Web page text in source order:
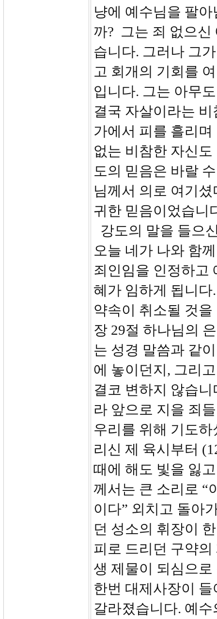
냥에 예수님을 팔
까? 그는 죄 없으신
습니다. 그러나 그
고 회개의 기회를
입니다. 그는 아무
결국 자살이라는
가에서 피를 흘리
없는 비참한 자신
도의 믿음은 바랄
님께서 의로 여기
귀한 믿음이었습니
강도의 말을 들으
오늘 네가 나와 함
죄인임을 인정하고
혜가 임하게 됩니
약속이 취소될 것
장 29절 하나님의
는 성경 말씀과 같
에 놓이던지, 그리
결코 변하지 않습
라 앞으로 지을 죄
우리를 위해 기도
리신 제 육시부터
때에 해도 빛을 잃
께서는 큰 소리로 “
이다” 외치고 돌아
던 성소의 휘장이
피로 드리던 구약
생 제물이 되심으
한번 대제사장이
갈라졌습니다. 예